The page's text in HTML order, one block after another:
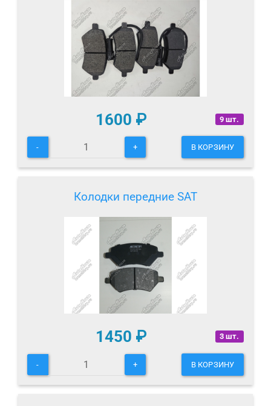
9 шт.
1600 ₽
- + В КОРЗИНУ
Колодки передние SAT
3 шт.
1450 ₽
- + В КОРЗИНУ